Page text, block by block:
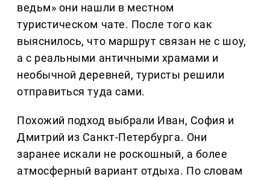
ведьм» они нашли в местном
туристическом чате. После того как
выяснилось, что маршрут связан не с шоу,
а с реальными античными храмами и
необычной деревней, туристы решили
отправиться туда сами.
Похожий подход выбрали Иван, София и
Дмитрий из Санкт-Петербурга. Они
заранее искали не роскошный, а более
атмосферный вариант отдыха. По словам